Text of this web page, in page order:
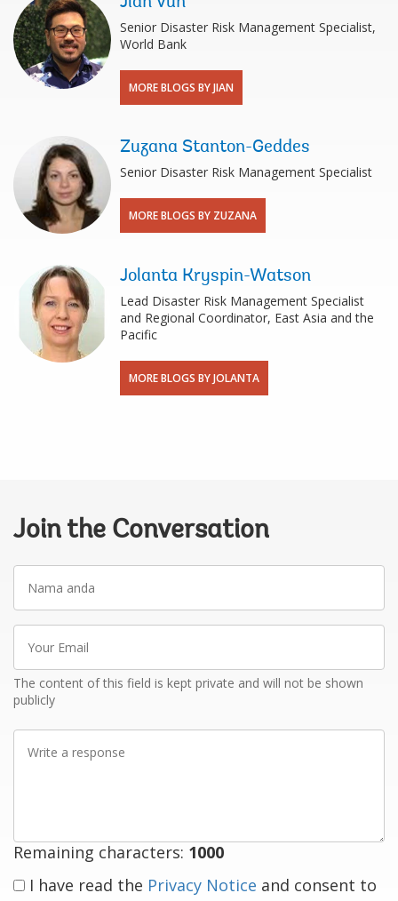
Senior Disaster Risk Management Specialist,
World Bank
MORE BLOGS BY JIAN
Zuzana Stanton-Geddes
Senior Disaster Risk Management Specialist
MORE BLOGS BY ZUZANA
Jolanta Kryspin-Watson
Lead Disaster Risk Management Specialist
and Regional Coordinator, East Asia and the
Pacific
MORE BLOGS BY JOLANTA
Join the Conversation
anda
Email
The content of this field is kept private and will not be shown
publicly
Remaining characters: 1000
I have read the Privacy Notice and consent to